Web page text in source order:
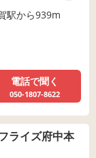
駅から939m
電話で聞く
050-1807-8622
ライズ府中本